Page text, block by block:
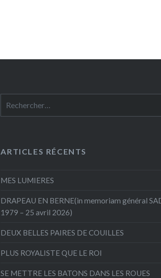
ARTICLES RÉCENTS
MES LUMIERES
DRAPEAU EN BERNE(in memoriam général
1979 – 25 avril 2026)
DEUX BELLES PAIRES DE COUILLES
PLUS ROYALISTE QUE LE ROI
SE METTRE LES BATONS DANS LES ROUES